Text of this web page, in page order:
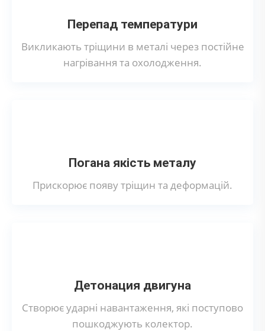
Перепад температури
Викликають тріщини в металі через постійне
нагрівання та охолодження.
Погана якість металу
Прискорює появу тріщин та деформацій.
Детонация двигуна
Створює ударні навантаження, які поступово
пошкоджують колектор.